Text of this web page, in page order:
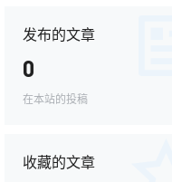
发布的文章
0
在本站的投稿
收藏的文章